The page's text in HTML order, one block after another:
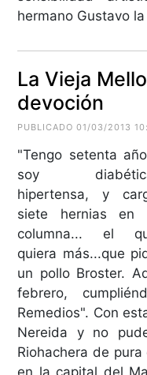
hermano Gustavo
La Vieja
devoción
PUBLICADO 01/03/2013
"Tengo setenta
soy
hipertensa, y
siete hernias en
columna... el
quiera más...que
un pollo Broster.
febrero,
Remedios". Con
Nereida y no
Riohachera de
en la capital del